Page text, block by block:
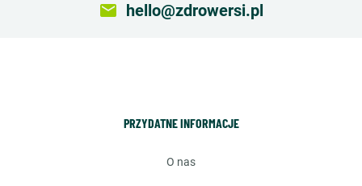
email hello@zdrowersi.pl
PRZYDATNE INFORMACJE
o nas